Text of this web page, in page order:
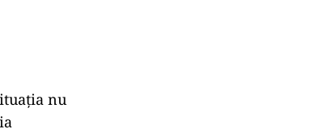
nu